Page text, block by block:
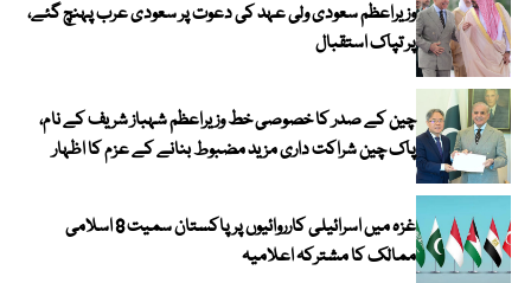
وزیراعظم سعودی ولی عہد کی دعوت پر سعودی عرب پہنچ گئے،
پر تپاک استقبال
چین کے صدر کا خصوصی خط وزیراعظم شہباز شریف کے نام،
پاک چین شراکت داری مزید مضبوط بنانے کے عزم کا اظہار
غزہ میں اسرائیلی کارروائیوں پر پاکستان سمیت 8 اسلامی
ممالک کا مشترکہ اعلامیہ